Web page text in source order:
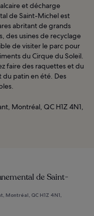
et décharge
de Saint-Michel est
abritant de grands
des usines de recyclage
de visiter le parc pour
du Cirque du Soleil.
faire des raquettes et du
du patin en été. Des
Montréal, QC H1Z 4N1,
de Saint-
Montréal, QC H1Z 4N1,